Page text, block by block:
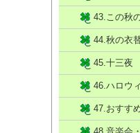
43.この秋
44.秋の衣
45.十三夜
46.ハロウ
47.おすす
48.音楽会